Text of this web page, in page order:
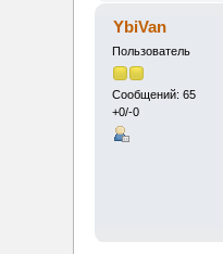
YbiVan
Пользователь
Сообщений: 65
+0/-0